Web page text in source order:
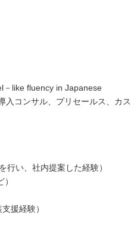
－like fluency in Japanese
入コンサル、プリセールス、カス
い、社内提案した経験）
援経験）